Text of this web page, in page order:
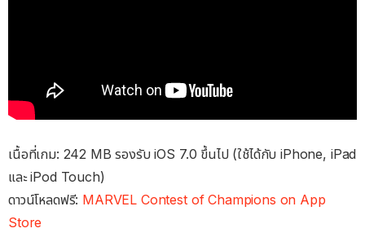
เนื้อที่เกม: 242 MB รองรับ iOS 7.0 ขึ้นไป (ใช้ได้กับ iPhone, iPad
และ iPod Touch)
ดาวน์โหลดฟรี: MARVEL Contest of Champions on App
Store